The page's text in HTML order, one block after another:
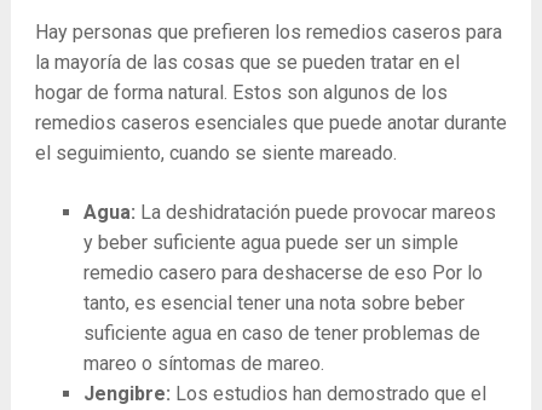
Hay personas que prefieren los remedios caseros para
la mayoría de las cosas que se pueden tratar en el
hogar de forma natural. Estos son algunos de los
remedios caseros esenciales que puede anotar durante
el seguimiento, cuando se siente mareado.
Agua: La deshidratación puede provocar mareos
y beber suficiente agua puede ser un simple
remedio casero para deshacerse de eso Por lo
tanto, es esencial tener una nota sobre beber
suficiente agua en caso de tener problemas de
mareo o síntomas de mareo.
Jengibre: Los estudios han demostrado que el